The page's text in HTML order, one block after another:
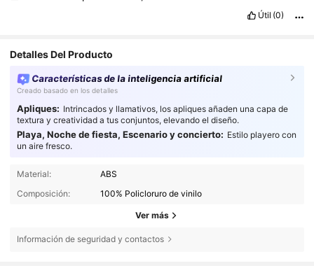
Útil (0)
Detalles Del Producto
Características de la inteligencia artificial
Creado basado en los detalles
Apliques: Intrincados y llamativos, los apliques añaden una capa de
textura y creatividad a tus conjuntos, elevando el diseño.
Playa, Noche de fiesta, Escenario y concierto: Estilo playero con
un aire fresco.
Material:
ABS
Composición:
100% Policloruro de vinilo
Ver más
Información de seguridad y contactos